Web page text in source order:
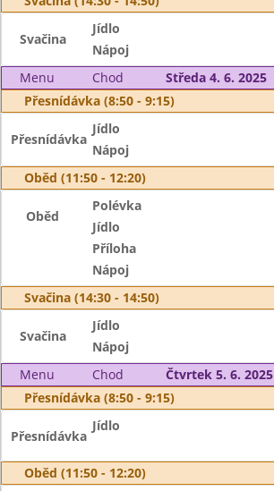
Svačina
Jídlo
Nápoj
Menu
Chod
Středa 4. 6. 2025
Přesnídávka (8:50 - 9:15)
Přesnídávka
Jídlo
Nápoj
Oběd (11:50 - 12:20)
Oběd
Polévka
Jídlo
Příloha
Nápoj
Svačina (14:30 - 14:50)
Svačina
Jídlo
Nápoj
Menu
Chod
Čtvrtek 5. 6. 2025
Přesnídávka (8:50 - 9:15)
Přesnídávka
Jídlo
Oběd (11:50 - 12:20)